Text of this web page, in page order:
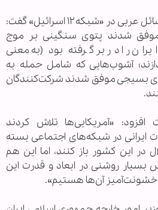
«ایهود یعاری» تحلیلگر مسائل عربی در «شبکه۱۲ اسرائیل» گفت:
موفق شدند پتوی سنگینی بر موج
را در بر گرفته بود (به معنی
آشوب‌هایی که شامل حمله به
بسیجی موفق شدند شرکت‌کنندگان
«آمریکایی‌ها تلاش کردند
ایرانی در شبکه‌های اجتماعی بسته
در این کشور باز کنند، اما این هم
روشنی در ابعاد و قدرت این
آن‌ها هستیم».